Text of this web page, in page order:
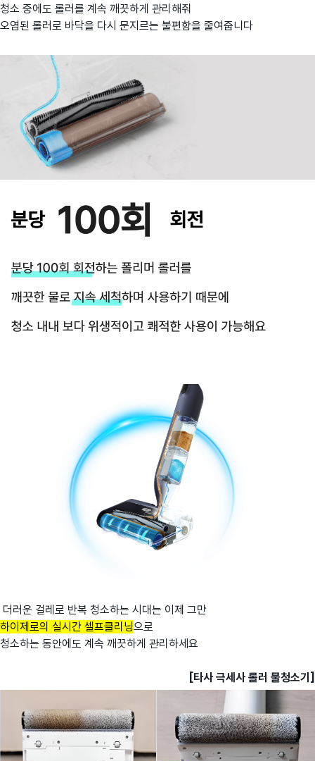
청소 중에도 롤러를 계속 깨끗하게 관리해줘
오염된 롤러로 바닥을 다시 문지르는 불편함을 줄여줍니다
더러운 걸레로 반복 청소하는 시대는 이제 그만
하이제로의 실시간 셀프클리닝으로
청소하는 동안에도 계속 깨끗하게 관리하세요
[타사 극세사 롤러 물청소기]